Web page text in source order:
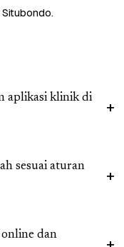
aplikasi klinik di
sesuai aturan
dan